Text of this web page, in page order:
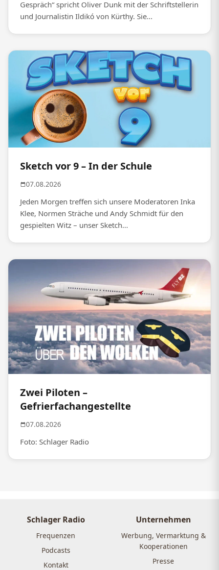
Gespräch“ spricht Oliver Dunk mit der Schriftstellerin
und Journalistin Ildikó von Kürthy. Sie...
Sketch vor 9 – In der Schule
07.08.2026
Jeden Morgen treffen sich unsere Moderatoren Inka
Klee, Normen Sträche und Andy Schmidt für den
gespielten Witz – unser Sketch...
Zwei Piloten –
Gefrierfachangestellte
07.08.2026
Foto: Schlager Radio
Schlager Radio
Frequenzen
Podcasts
Kontakt
Unternehmen
Werbung, Vermarktung &
Kooperationen
Presse